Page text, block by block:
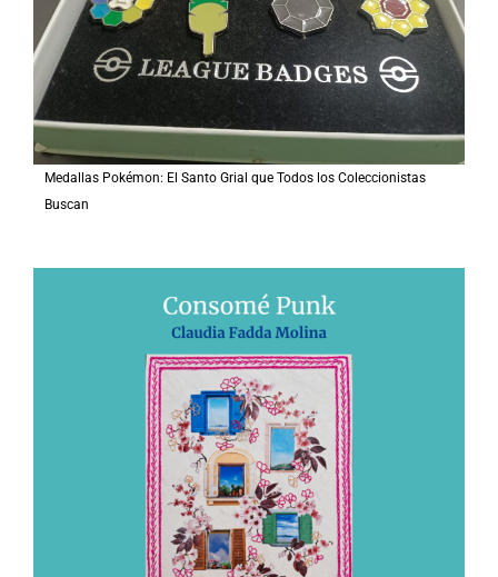
Medallas Pokémon: El Santo Grial que Todos los Coleccionistas
Buscan